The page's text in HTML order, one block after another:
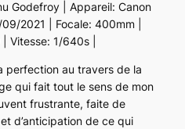
Godefroy | Appareil: Canon
2021 | Focale: 400mm |
Vitesse: 1/640s |
perfection au travers de la
qui fait tout le sens de mon
frustrante, faite de
d’anticipation de ce qui